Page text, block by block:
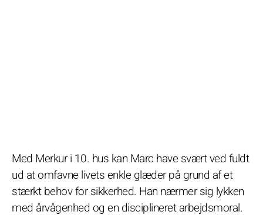
Med Merkur i 10. hus kan Marc have svært ved fuldt
ud at omfavne livets enkle glæder på grund af et
stærkt behov for sikkerhed. Han nærmer sig lykken
med årvågenhed og en disciplineret arbejdsmoral.